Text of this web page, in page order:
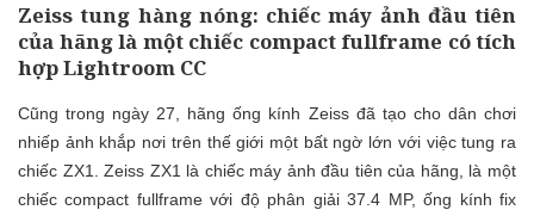
Zeiss tung hàng nóng: chiếc máy ảnh đầu tiên
của hãng là một chiếc compact fullframe có tích
hợp Lightroom CC
Cũng trong ngày 27, hãng ống kính Zeiss đã tạo cho dân chơi
nhiếp ảnh khắp nơi trên thế giới một bất ngờ lớn với việc tung ra
chiếc ZX1. Zeiss ZX1 là chiếc máy ảnh đầu tiên của hãng, là một
chiếc compact fullframe với độ phân giải 37.4 MP, ống kính fix